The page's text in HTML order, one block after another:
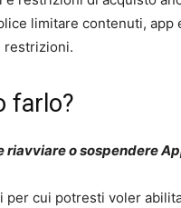
limitare contenuti, app
restrizioni.
farlo?
riavviare o sospendere
per cui potresti voler